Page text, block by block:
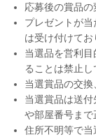
応募後の賞品の
プレゼントが
は受け付けてお
当選品を営利
ることは禁止し
当選賞品の交換
当選賞品は送
や部屋番号まで
住所不明等で